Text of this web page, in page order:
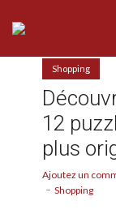
Shopping
12
plus
Ajoutez un
Shopping